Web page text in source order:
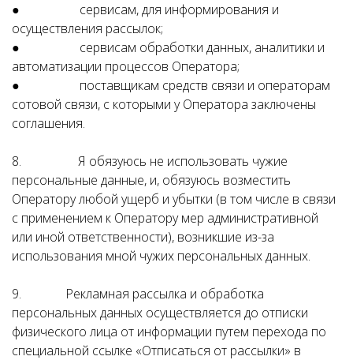
● сервисам, для информирования и
осуществления рассылок;
● сервисам обработки данных, аналитики и
автоматизации процессов Оператора;
● поставщикам средств связи и операторам
сотовой связи, с которыми у Оператора заключены
соглашения.
8. Я обязуюсь не использовать чужие
персональные данные, и, обязуюсь возместить
Оператору любой ущерб и убытки (в том числе в связи
с применением к Оператору мер административной
или иной ответственности), возникшие из-за
использования мной чужих персональных данных.
9. Рекламная рассылка и обработка
персональных данных осуществляется до отписки
физического лица от информации путем перехода по
специальной ссылке «Отписаться от рассылки» в